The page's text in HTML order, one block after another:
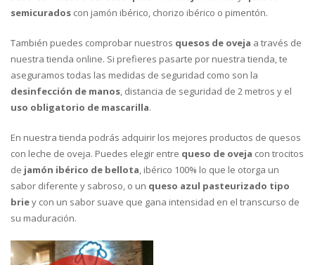
semicurados con jamón ibérico, chorizo ibérico o pimentón.
También puedes comprobar nuestros quesos de oveja a través de
nuestra tienda online. Si prefieres pasarte por nuestra tienda, te
aseguramos todas las medidas de seguridad como son la
desinfección de manos, distancia de seguridad de 2 metros y el
uso obligatorio de mascarilla.
En nuestra tienda podrás adquirir los mejores productos de quesos
con leche de oveja. Puedes elegir entre queso de oveja con trocitos
de jamón ibérico de bellota, ibérico 100% lo que le otorga un
sabor diferente y sabroso, o un queso azul pasteurizado tipo
briey con un sabor suave que gana intensidad en el transcurso de
su maduración.